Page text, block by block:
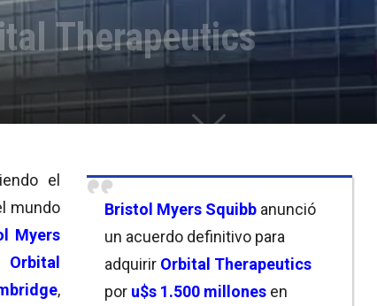
Therapeutics
Bristol Myers Squibb anunció
un acuerdo definitivo para
adquirir Orbital Therapeutics
por u$s 1.500 millones en
el
mundo
Myers
Orbital
,